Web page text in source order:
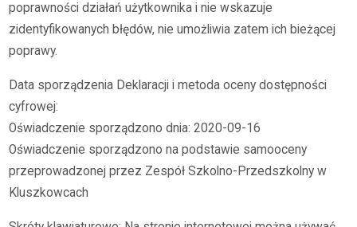
poprawności działań użytkownika i nie wskazuje
zidentyfikowanych błędów, nie umożliwia zatem ich bieżącej
poprawy.
Data sporządzenia Deklaracji i metoda oceny dostępności
cyfrowej:
Oświadczenie sporządzono dnia: 2020-09-16
Oświadczenie sporządzono na podstawie samooceny
przeprowadzonej przez Zespół Szkolno-Przedszkolny w
Kluszkowcach